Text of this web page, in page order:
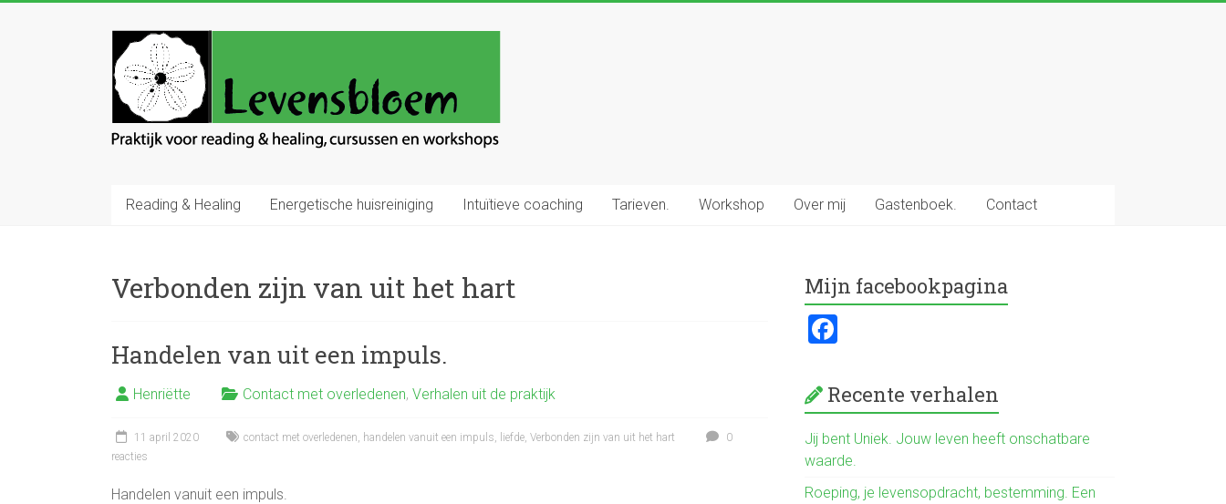
Levensbloem
Praktijk
voor
reading
Reading & Healing
Energetische huisreiniging Intuïtieve coaching Tarieven. Workshop Over mij Gastenboek. Contact
Verbonden zijn van uit het hart
Handelen van uit een impuls.
Henriëtte Contact met overledenen, Verhalen uit de praktijk
11 april 2020 contact met overledenen, handelen vanuit een impuls, liefde, Verbonden zijn van uit het hart
0
reacties
Handelen vanuit een impuls.
Mijn facebookpagina
ce
b
o
ok
Recente verhalen
Jij bent Uniek. Jouw leven heeft onschatbare
waarde.
Roeping, je levensopdracht, bestemming. Een